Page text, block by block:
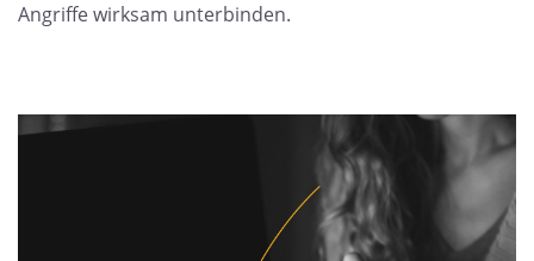
Angriffe wirksam unterbinden.